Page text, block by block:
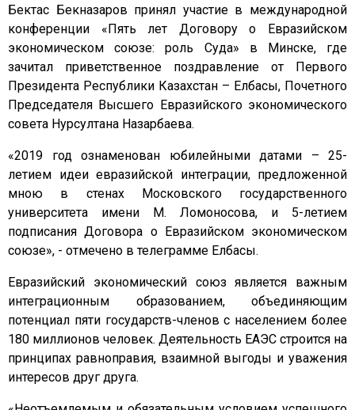
Бектас Бекназаров принял участие в международной
конференции «Пять лет Договору о Евразийском
экономическом союзе: роль Суда» в Минске, где
зачитал приветственное поздравление от Первого
Президента Республики Казахстан – Елбасы, Почетного
Председателя Высшего Евразийского экономического
совета Нурсултана Назарбаева.
«2019 год ознаменован юбилейными датами – 25-
летием идеи евразийской интеграции, предложенной
мною в стенах Московского государственного
университета имени М. Ломоносова, и 5-летием
подписания Договора о Евразийском экономическом
союзе», - отмечено в телеграмме Елбасы.
Евразийский экономический союз является важным
интеграционным образованием, объединяющим
потенциал пяти государств-членов с населением более
180 миллионов человек. Деятельность ЕАЭС строится на
принципах равноправия, взаимной выгоды и уважения
интересов друг друга.